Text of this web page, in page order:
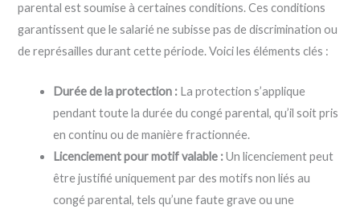
parental est soumise à certaines conditions. Ces conditions
garantissent que le salarié ne subisse pas de discrimination ou
de représailles durant cette période. Voici les éléments clés :
Durée de la protection : La protection s’applique
pendant toute la durée du congé parental, qu’il soit pris
en continu ou de manière fractionnée.
Licenciement pour motif valable :Un licenciement peut
être justifié uniquement par des motifs non liés au
congé parental, tels qu’une faute grave ou une